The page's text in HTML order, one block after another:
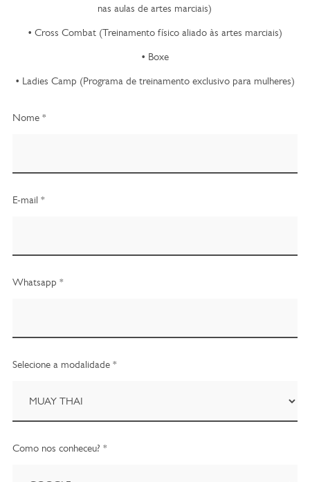
nas aulas de artes marciais)
• Cross Combat (Treinamento físico aliado às artes marciais)
• Boxe
• Ladies Camp (Programa de treinamento exclusivo para mulheres)
Nome *
E-mail *
Whatsapp *
Selecione a modalidade *
Como nos conheceu? *